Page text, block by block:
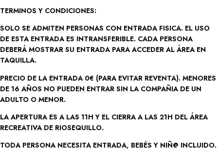
TERMINOS Y CONDICIONES:
SOLO SE ADMITEN PERSONAS CON ENTRADA FISICA. EL USO
DE ESTA ENTRADA ES INTRANSFERIBLE. CADA PERSONA
DEBERÁ MOSTRAR SU ENTRADA PARA ACCEDER AL ÁREA EN
TAQUILLA.
PRECIO DE LA ENTRADA 0€ (PARA EVITAR REVENTA). MENORES
DE 16 AÑOS NO PUEDEN ENTRAR SIN LA COMPAÑIA DE UN
ADULTO O MENOR.
LA APERTURA ES A LAS 11H Y EL CIERRA A LAS 21H DEL ÁREA
RECREATIVA DE RIOSEQUILLO.
TODA PERSONA NECESITA ENTRADA, BEBÉS Y NIÑ@ INCLUIDO.